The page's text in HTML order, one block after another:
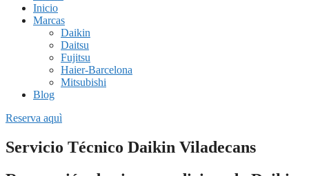
Inicio
Marcas
Daikin
Daitsu
Fujitsu
Haier-Barcelona
Mitsubishi
Blog
Reserva aquì
Servicio Técnico Daikin Viladecans